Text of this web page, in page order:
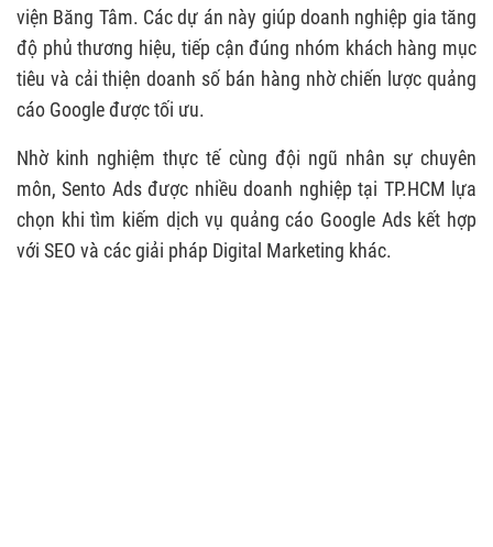
viện Băng Tâm. Các dự án này giúp doanh nghiệp gia tăng
độ phủ thương hiệu, tiếp cận đúng nhóm khách hàng mục
tiêu và cải thiện doanh số bán hàng nhờ chiến lược quảng
cáo Google được tối ưu.
Nhờ kinh nghiệm thực tế cùng đội ngũ nhân sự chuyên
môn, Sento Ads được nhiều doanh nghiệp tại TP.HCM lựa
chọn khi tìm kiếm dịch vụ quảng cáo Google Ads kết hợp
với SEO và các giải pháp Digital Marketing khác.